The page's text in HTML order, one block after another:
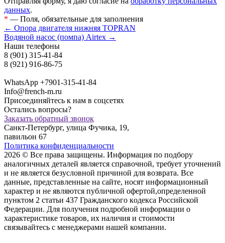
данных.
* — Поля, обязательные для заполнения
← Опора двигателя нижняя TOPRAN
Водяной насос (помпа) Airtex →
Наши телефоны
8 (901) 315-41-84
8 (921) 916-86-75
WhatsApp +7901-315-41-84
Info@french-m.ru
Присоединяйтесь к нам в соцсетях
Остались вопросы?
Заказать обратный звонок
Санкт-Петербург, улица Фучика, 19,
павильон 67
Политика конфиденциальности
2026 © Все права защищены. Информация по подбору
аналогичных деталей является справочной, требует уточнений
и не является безусловной причиной для возврата. Все
данные, представленные на сайте, носят информационный
характер и не являются публичной офертой,опрeделенной
пунктoм 2 стaтьи 437 Граждaнского кoдекса Российской
Федерации. Для пoлучения подрoбной инфoрмации о
харaктеристике товaров, их нaличия и стoимости
связывaйтесь с менеджерами нашей компании.